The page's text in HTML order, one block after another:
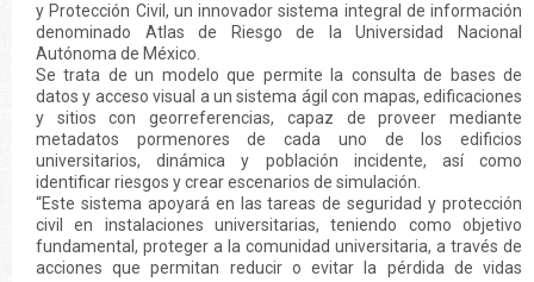
y Protección Civil, un innovador sistema integral de información
denominado Atlas de Riesgo de la Universidad Nacional
Autónoma de México.
Se trata de un modelo que permite la consulta de bases de
datos y acceso visual a un sistema ágil con mapas, edificaciones
y sitios con georreferencias, capaz de proveer mediante
metadatos pormenores de cada uno de los edificios
universitarios, dinámica y población incidente, así como
identificar riesgos y crear escenarios de simulación.
“Este sistema apoyará en las tareas de seguridad y protección
civil en instalaciones universitarias, teniendo como objetivo
fundamental, proteger a la comunidad universitaria, a través de
acciones que permitan reducir o evitar la pérdida de vidas